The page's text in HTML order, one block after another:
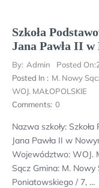
Szkoła
Jana Pawła II w
By: Admin Posted On:
Posted In : M. Nowy
WOJ. MAŁOPOLSKIE
Comments: 0
Nazwa szkoły:
Jana Pawła II w
Województwo: WOJ.
Sącz Gmina: M.
Poniatowskiego / 7, …